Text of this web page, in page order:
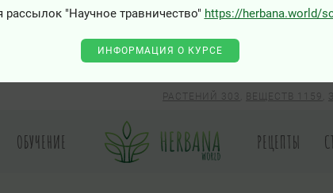
рассылок "Научное травничество" https://herbana.world/
ИНФОРМАЦИЯ О КУРСЕ
РАСТЕНИЙ 303 ВЕЩЕСТВ 1159
ОБУЧЕНИЕ РЕЦЕПТЫ